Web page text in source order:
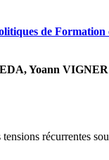
litiques de Formation
Yoann VIGNER
récurrentes